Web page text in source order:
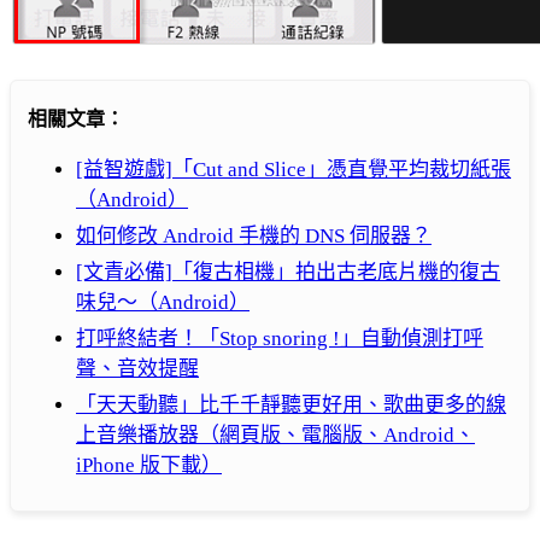
相關文章：
[益智遊戲]「Cut and Slice」憑直覺平均裁切紙張
（Android）
如何修改 Android 手機的 DNS 伺服器？
[文青必備]「復古相機」拍出古老底片機的復古
味兒～（Android）
打呼終結者！「Stop snoring !」自動偵測打呼
聲、音效提醒
「天天動聽」比千千靜聽更好用、歌曲更多的線
上音樂播放器（網頁版、電腦版、Android、
iPhone 版下載）